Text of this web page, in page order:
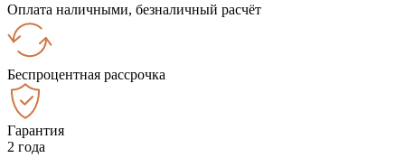
Оплата наличными, безналичный расчёт
Беспроцентная рассрочка
Гарантия
2 года